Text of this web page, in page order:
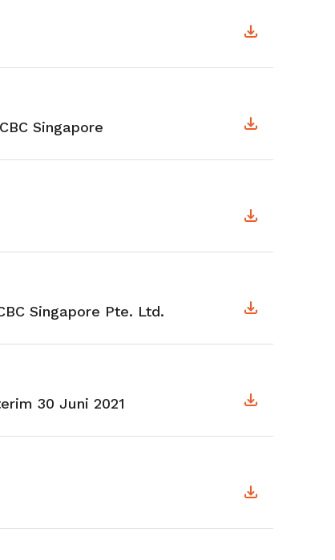
Singapore
Singapore Pte. Ltd.
30 Juni 2021